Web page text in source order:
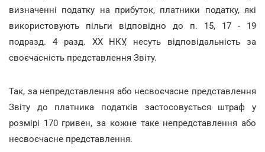
визначенні податку на прибуток, платники податку, які
використовують пільги відповідно до п. 15, 17 - 19
подразд. 4 разд. XX НКУ, несуть відповідальність за
своєчасність представлення Звіту.
Так, за непредставлення або несвоєчасне представлення
Звіту до платника податків застосовується штраф у
розмірі 170 гривен, за кожне таке непредставлення або
несвоєчасне представлення.